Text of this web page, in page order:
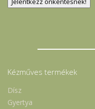
Kézműves termékek
Dísz
Gyertya